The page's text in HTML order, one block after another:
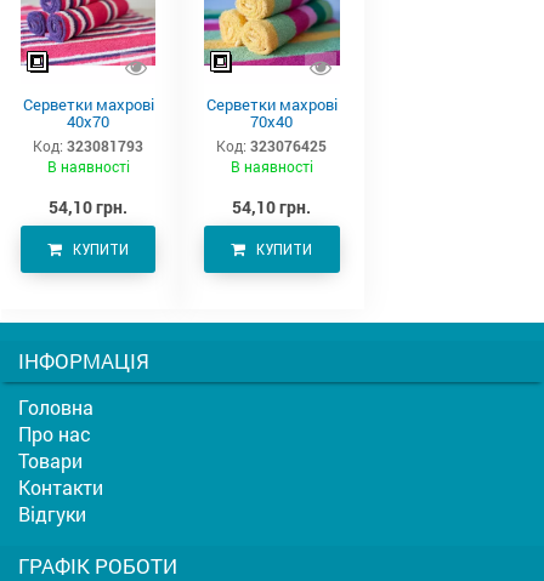
Серветки махрові
40х70
Код: 323081793
В наявності
54,10 грн.
КУПИТИ
Серветки махрові
70х40
Код: 323076425
В наявності
54,10 грн.
КУПИТИ
ІНФОРМАЦІЯ
Головна
Про нас
Товари
Контакти
Відгуки
ГРАФІК РОБОТИ